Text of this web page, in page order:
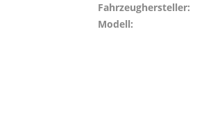
Fahrzeughersteller:
Modell: